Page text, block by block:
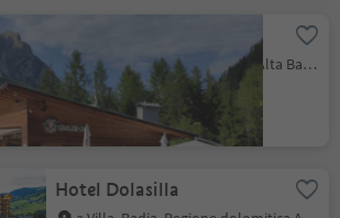
Corvara, Regione dolomitica Alta Badia
Hotel Dolasilla